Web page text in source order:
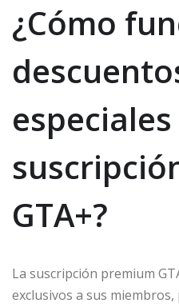
¿Cómo
GTA+?
La suscripción premium
exclusivos a sus